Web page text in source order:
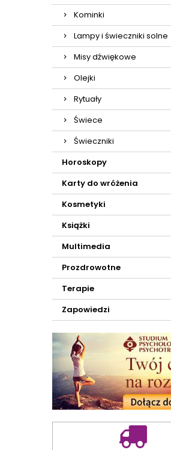
Kominki
Lampy i świeczniki solne
Misy dźwiękowe
Olejki
Rytuały
Świece
Świeczniki
Horoskopy
Karty do wróżenia
Kosmetyki
Książki
Multimedia
Prozdrowotne
Terapie
Zapowiedzi